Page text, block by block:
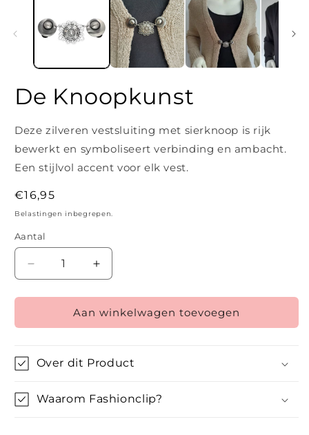
modaal
De Knoopkunst
Deze zilveren vestsluiting met sierknoop is rijk
bewerkt en symboliseert verbinding en ambacht.
Een stijlvol accent voor elk vest.
Normale
prijs
€16,95
Belastingen inbegrepen.
Aantal
Aantal
verlagen
voor
Knoopkunst
Aantal
verhogen
voor
De
Knoopkunst
Aan winkelwagen toevoegen
Over dit Product
Waarom Fashionclip?